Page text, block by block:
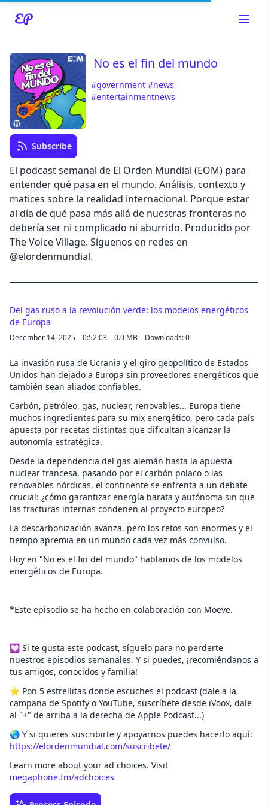
Read about our content policies
No es el fin del mundo
#government #news
#entertainmentnews
Subscribe
El podcast semanal de El Orden Mundial (EOM) para
entender qué pasa en el mundo. Análisis, contexto y
matices sobre la realidad internacional. Porque estar
al día de qué pasa más allá de nuestras fronteras no
debería ser ni complicado ni aburrido. Producido por
The Voice Village. Síguenos en redes en
@elordenmundial.
Cancel
Del gas ruso a la revolución verde: los modelos energéticos
de Europa
December 14, 2025 0:52:03 0.0 MB Downloads: 0
La invasión rusa de Ucrania y el giro geopolítico de Estados
Unidos han dejado a Europa sin proveedores energéticos que
también sean aliados confiables.
Carbón, petróleo, gas, nuclear, renovables... Europa tiene
muchos ingredientes para su mix energético, pero cada país
apuesta por recetas distintas que dificultan alcanzar la
autonomía estratégica.
Desde la dependencia del gas alemán hasta la apuesta
nuclear francesa, pasando por el carbón polaco o las
renovables nórdicas, el continente se enfrenta a un debate
crucial: ¿cómo garantizar energía barata y autónoma sin que
las fracturas internas condenen al proyecto europeo?
La descarbonización avanza, pero los retos son enormes y el
tiempo apremia en un mundo cada vez más convulso.
Hoy en "No es el fin del mundo" hablamos de los modelos
energéticos de Europa.
*Este episodio se ha hecho en colaboración con Moeve.
💟 Si te gusta este podcast, síguelo para no perderte
nuestros episodios semanales. Y si puedes, ¡recomiéndanos a
tus amigos, conocidos y familia!
⭐️ Pon 5 estrellitas donde escuches el podcast (dale a la
campana de Spotify o YouTube, suscríbete desde iVoox, dale
al "+" de arriba a la derecha de Apple Podcast...)
🌏 Y si quieres suscribirte y apoyarnos puedes hacerlo aquí:
https://elordenmundial.com/suscribete/
Learn more about your ad choices. Visit
megaphone.fm/adchoices